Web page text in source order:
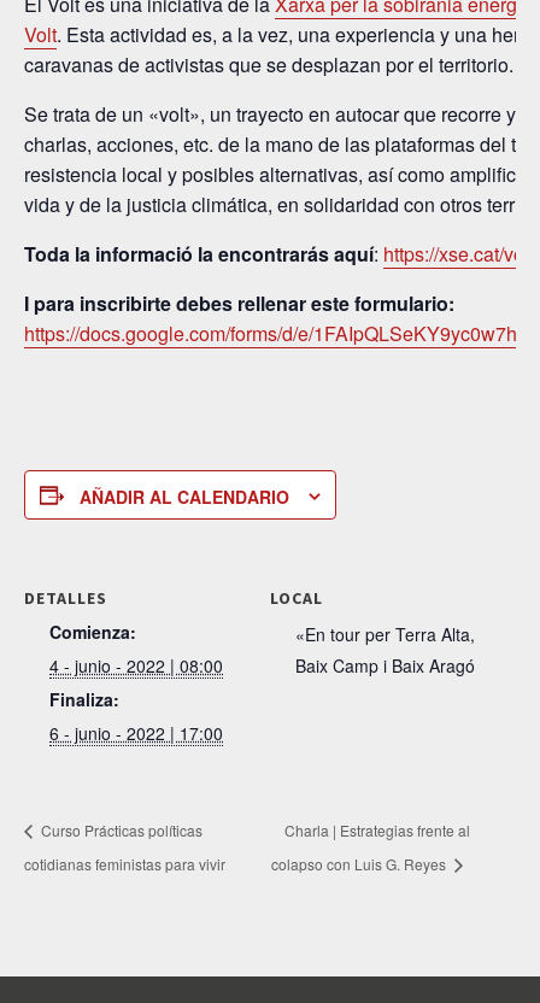
Volt. Esta actividad es, a la vez, una experiencia y una
caravanas de activistas que se desplazan por el territorio.
Se trata de un «volt», un trayecto en autocar que recorre y
charlas, acciones, etc. de la mano de las plataformas del
resistencia local y posibles alternativas, así como
vida y de la justicia climática, en solidaridad con otros
Toda la informació la encontrarás aquí: https://xse.cat/
I para inscribirte debes rellenar este formulario:
https://docs.google.com/forms/d/e/
AÑADIR AL CALENDARIO
DETALLES
Comienza:
4 - junio - 2022 | 08:00
Finaliza:
6 - junio - 2022 | 17:00
LOCAL
«En tour per Terra Alta,
Baix Camp i Baix Aragó
Curso Prácticas políticas
cotidianas feministas para vivir
Charla | Estrategias frente al
colapso con Luis G. Reyes